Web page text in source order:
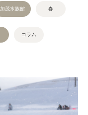
加茂水族館 春
コラム